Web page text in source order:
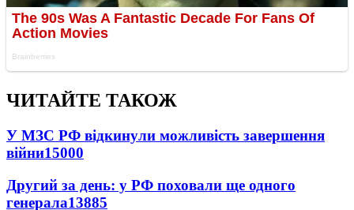
ЧИТАЙТЕ ТАКОЖ
У МЗС РФ відкинули можливість завершення
війни15000
Другий за день: у РФ поховали ще одного
генерала13885